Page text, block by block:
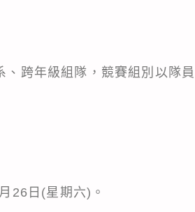
跨年級組隊，競賽組別以隊員
26日(星期六)。